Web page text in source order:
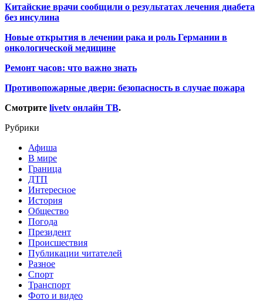
Китайские врачи сообщили о результатах лечения диабета
без инсулина
Новые открытия в лечении рака и роль Германии в
онкологической медицине
Ремонт часов: что важно знать
Противопожарные двери: безопасность в случае пожара
Смотрите livetv онлайн ТВ.
Рубрики
Афиша
В мире
Граница
ДТП
Интересное
История
Общество
Погода
Президент
Происшествия
Публикации читателей
Разное
Спорт
Транспорт
Фото и видео